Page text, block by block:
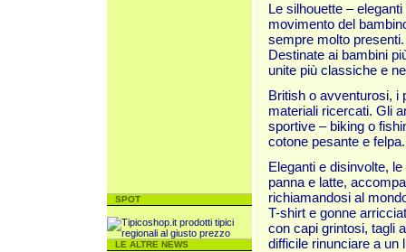
SPOT
LE ALTRE NEWS
Le silhouette –
movimento del
sempre molto presenti.
Destinate ai bambini
unite più classiche e
British o avventurosi, i
materiali ricercati. Gli
sportive – biking o
cotone pesante e felpa.
Eleganti e disinvolte,
panna e latte,
richiamandosi al
T-shirt e gonne
con capi grintosi, tagli
difficile rinunciare a un